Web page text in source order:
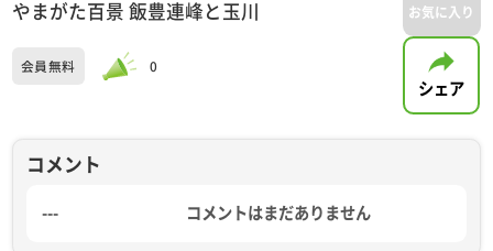
やまがた百景 飯豊連峰と玉川
会員無料 0
お気に入り
シェア
コメント
--- コメントはまだありません